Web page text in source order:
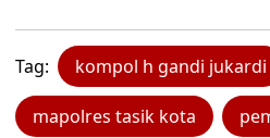
Tag: kompol h gandi jukardi
mapolres tasik kota